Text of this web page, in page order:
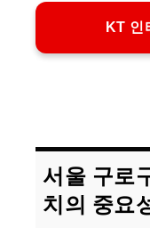
KT 인
서울 구로
치의 중요